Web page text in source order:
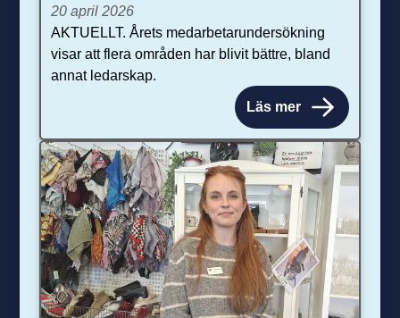
20 april 2026
AKTUELLT. Årets medarbetarundersökning
visar att flera områden har blivit bättre, bland
annat ledarskap.
Läs mer